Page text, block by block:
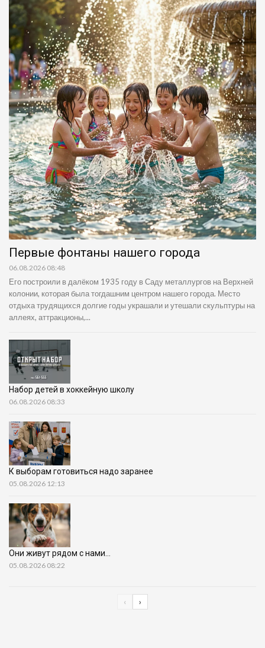
Первые фонтаны нашего города
06.08.2026 08:48
Его построили в далёком 1935 году в Саду металлургов на Верхней
колонии, которая была тогдашним центром нашего города. Место
отдыха трудящихся долгие годы украшали и утешали скульптуры на
аллеях, аттракционы,...
Набор детей в хоккейную школу
06.08.2026 08:33
К выборам готовиться надо заранее
05.08.2026 12:13
Они живут рядом с нами…
05.08.2026 08:22
‹ ›